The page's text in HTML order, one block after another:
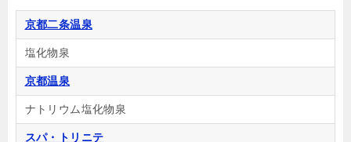
12,597円
【選べるお部屋と価格】
12,597円
12,597円【全室禁煙】キング（シャワーの
み）
京都二条温泉
塩化物泉
京都温泉
ナトリウム塩化物泉
スパ・トリニテ